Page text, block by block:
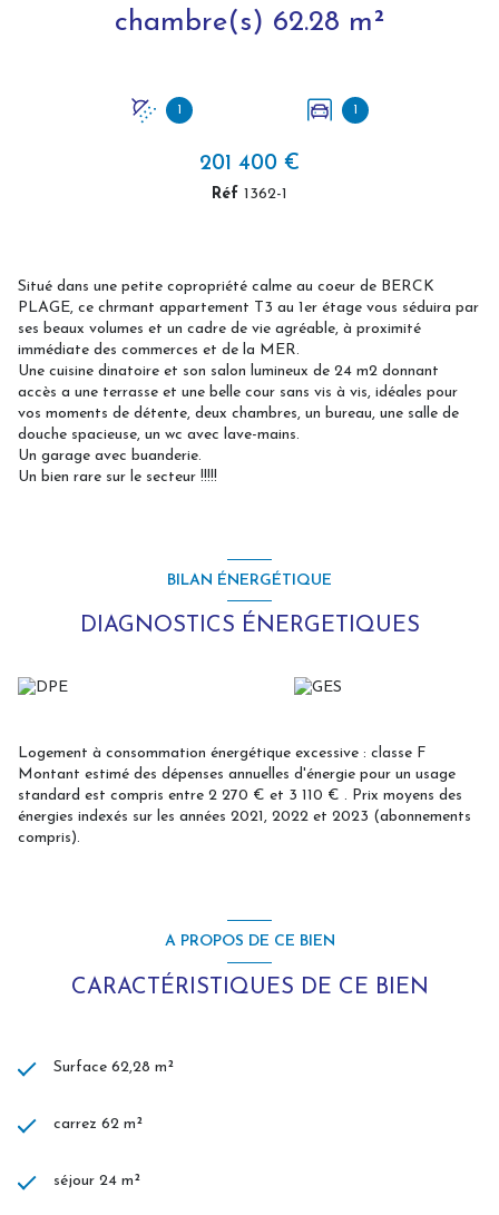
chambre(s) 62.28 m²
1 1
201 400 €
Réf 1362-1
Situé dans une petite copropriété calme au coeur de BERCK
PLAGE, ce chrmant appartement T3 au 1er étage vous séduira par
ses beaux volumes et un cadre de vie agréable, à proximité
immédiate des commerces et de la MER.
Une cuisine dinatoire et son salon lumineux de 24 m2 donnant
accès a une terrasse et une belle cour sans vis à vis, idéales pour
vos moments de détente, deux chambres, un bureau, une salle de
douche spacieuse, un wc avec lave-mains.
Un garage avec buanderie.
Un bien rare sur le secteur !!!!!
BILAN ÉNERGÉTIQUE
DIAGNOSTICS ÉNERGETIQUES
Logement à consommation énergétique excessive : classe F
Montant estimé des dépenses annuelles d'énergie pour un usage
standard est compris entre 2 270 € et 3 110 € . Prix moyens des
énergies indexés sur les années 2021, 2022 et 2023 (abonnements
compris).
A PROPOS DE CE BIEN
CARACTÉRISTIQUES DE CE BIEN
Surface 62,28 m²
carrez 62 m²
séjour 24 m²